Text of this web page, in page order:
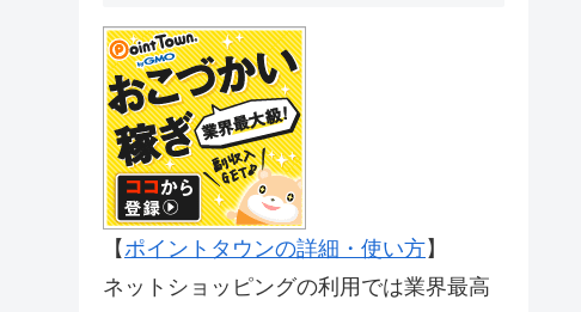
【ポイントタウンの詳細・使い方】
ネットショッピングの利用では業界最高